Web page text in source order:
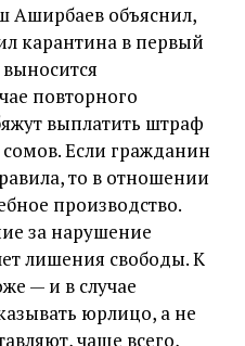
Аширбаев объяснил,
карантина в первый
повторного
выплатить штраф
Если гражданин
то в отношении
производство.
за нарушение
лишения свободы. К
— и в случае
юрлицо, а не
чаще всего,